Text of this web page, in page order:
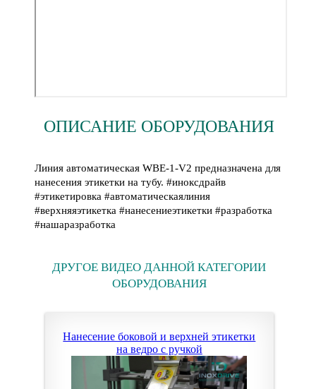
ОПИСАНИЕ ОБОРУДОВАНИЯ
Линия автоматическая WBE-1-V2 предназначена для
нанесения этикетки на тубу. #иноксдрайв
#этикетировка #автоматическаялиния
#верхняяэтикетка #нанесениеэтикетки #разработка
#нашаразработка
ДРУГОЕ ВИДЕО ДАННОЙ КАТЕГОРИИ
ОБОРУДОВАНИЯ
Нанесение боковой и верхней этикетки
на ведро с ручкой